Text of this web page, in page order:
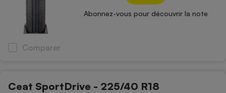
Abonnez-vous pour découvrir la note
Comparer
Ceat SportDrive - 225/40 R18